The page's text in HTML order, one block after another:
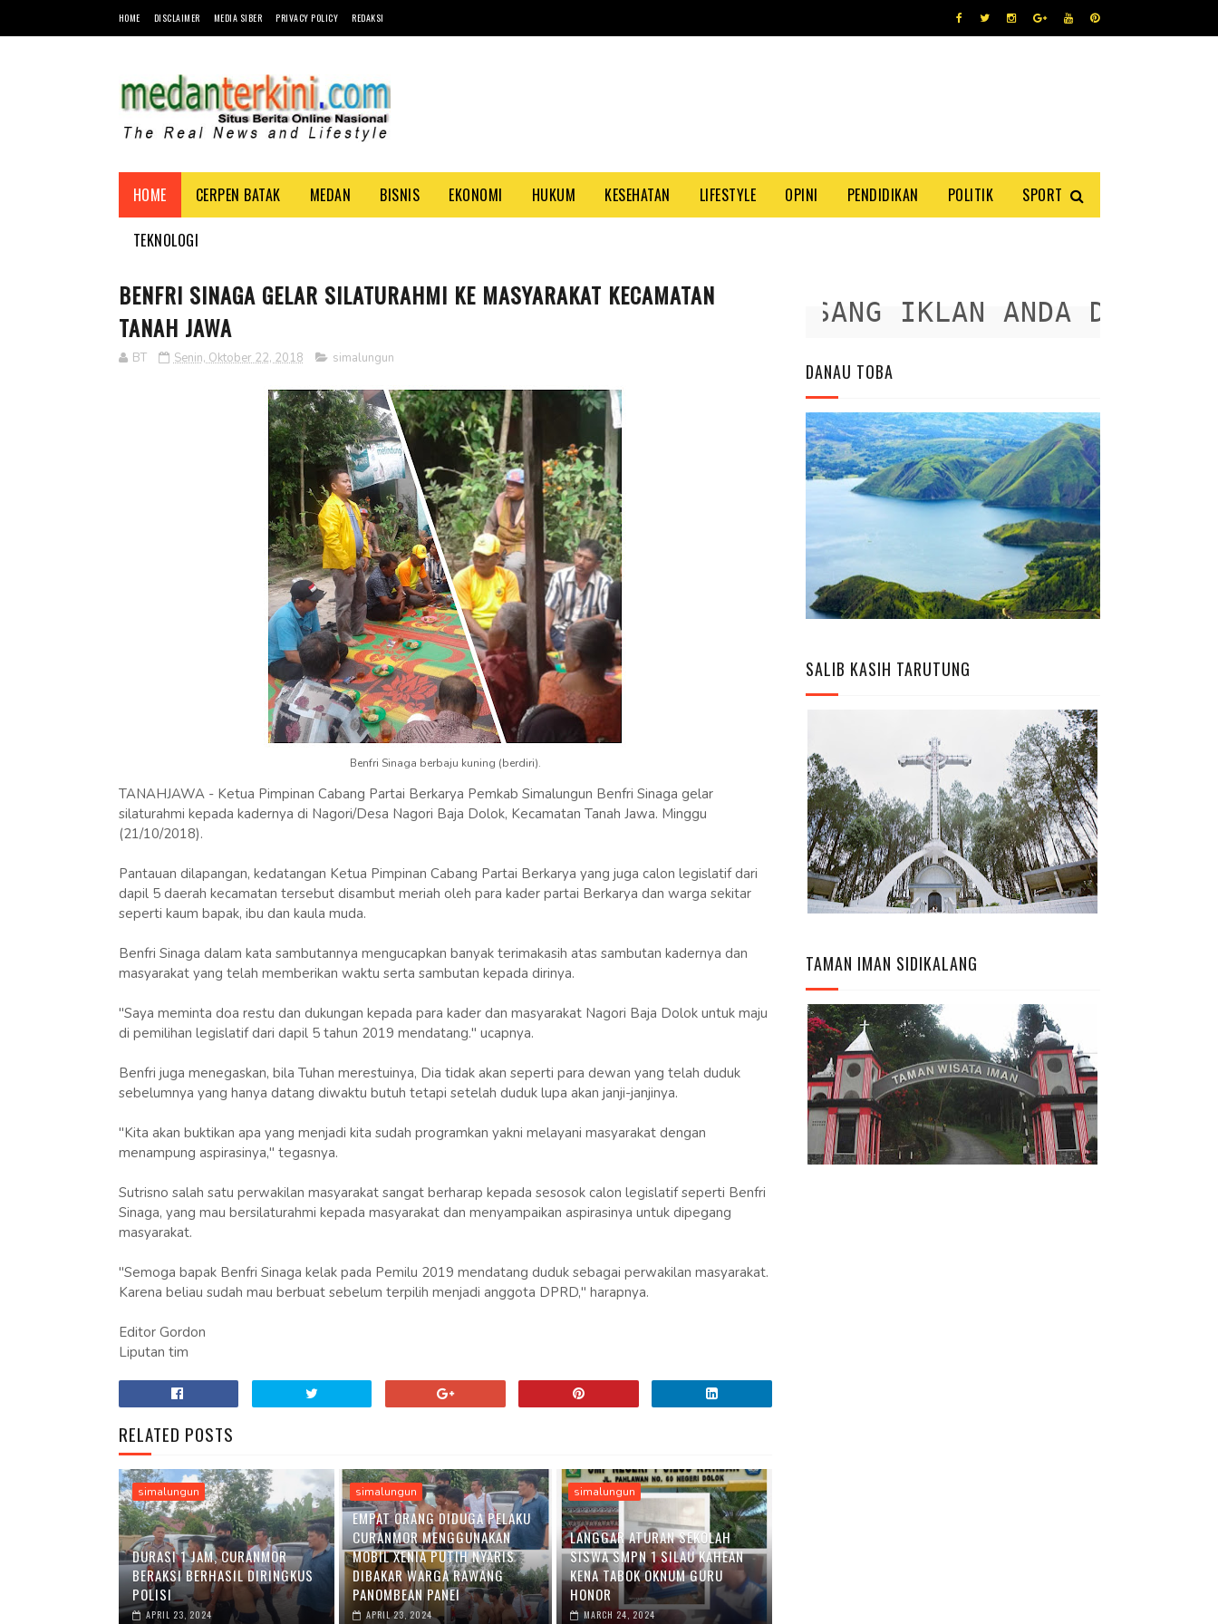
HOME DISCLAIMER MEDIA SIBER PRIVACY POLICY REDAKSI
HOME CERPEN BATAK MEDAN BISNIS EKONOMI HUKUM KESEHATAN LIFESTYLE OPINI PENDIDIKAN POLITIK SPORT
TEKNOLOGI
BENFRI SINAGA GELAR SILATURAHMI KE MASYARAKAT KECAMATAN
TANAH JAWA
BT Senin, Oktober 22, 2018 simalungun
Benfri Sinaga berbaju kuning (berdiri).
TANAHJAWA - Ketua Pimpinan Cabang Partai Berkarya Pemkab Simalungun Benfri Sinaga gelar
silaturahmi kepada kadernya di Nagori/Desa Nagori Baja Dolok, Kecamatan Tanah Jawa. Minggu
(21/10/2018).
Pantauan dilapangan, kedatangan Ketua Pimpinan Cabang Partai Berkarya yang juga calon legislatif dari
dapil 5 daerah kecamatan tersebut disambut meriah oleh para kader partai Berkarya dan warga sekitar
seperti kaum bapak, ibu dan kaula muda.
Benfri Sinaga dalam kata sambutannya mengucapkan banyak terimakasih atas sambutan kadernya dan
masyarakat yang telah memberikan waktu serta sambutan kepada dirinya.
"Saya meminta doa restu dan dukungan kepada para kader dan masyarakat Nagori Baja Dolok untuk maju
di pemilihan legislatif dari dapil 5 tahun 2019 mendatang." ucapnya.
Benfri juga menegaskan, bila Tuhan merestuinya, Dia tidak akan seperti para dewan yang telah duduk
sebelumnya yang hanya datang diwaktu butuh tetapi setelah duduk lupa akan janji-janjinya.
"Kita akan buktikan apa yang menjadi kita sudah programkan yakni melayani masyarakat dengan
menampung aspirasinya," tegasnya.
Sutrisno salah satu perwakilan masyarakat sangat berharap kepada sesosok calon legislatif seperti Benfri
Sinaga, yang mau bersilaturahmi kepada masyarakat dan menyampaikan aspirasinya untuk dipegang
masyarakat.
"Semoga bapak Benfri Sinaga kelak pada Pemilu 2019 mendatang duduk sebagai perwakilan masyarakat.
Karena beliau sudah mau berbuat sebelum terpilih menjadi anggota DPRD," harapnya.
Editor Gordon
Liputan tim
RELATED POSTS
simalungun
DURASI 1 JAM, CURANMOR
BERAKSI BERHASIL DIRINGKUS
POLISI
APRIL 23, 2024
simalungun
EMPAT ORANG DIDUGA PELAKU
CURANMOR MENGGUNAKAN
MOBIL XENIA PUTIH NYARIS
DIBAKAR WARGA RAWANG
PANOMBEAN PANEI
APRIL 23, 2024
simalungun
LANGGAR ATURAN SEKOLAH
SISWA SMPN 1 SILAU KAHEAN
KENA TABOK OKNUM GURU
HONOR
MARCH 24, 2024
PASANG IKLAN ANDA DISINI
DANAU TOBA
SALIB KASIH TARUTUNG
TAMAN IMAN SIDIKALANG